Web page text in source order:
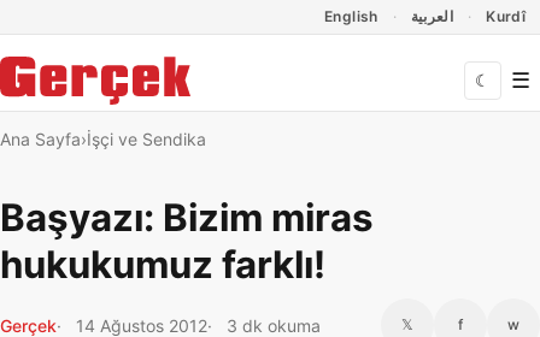
English العربية Kurdî
☾ ☰
Ana Sayfa İşçi ve Sendika
Başyazı: Bizim miras
hukukumuz farklı!
Gerçek 14 Ağustos 2012 3 dk okuma 𝕏 f w